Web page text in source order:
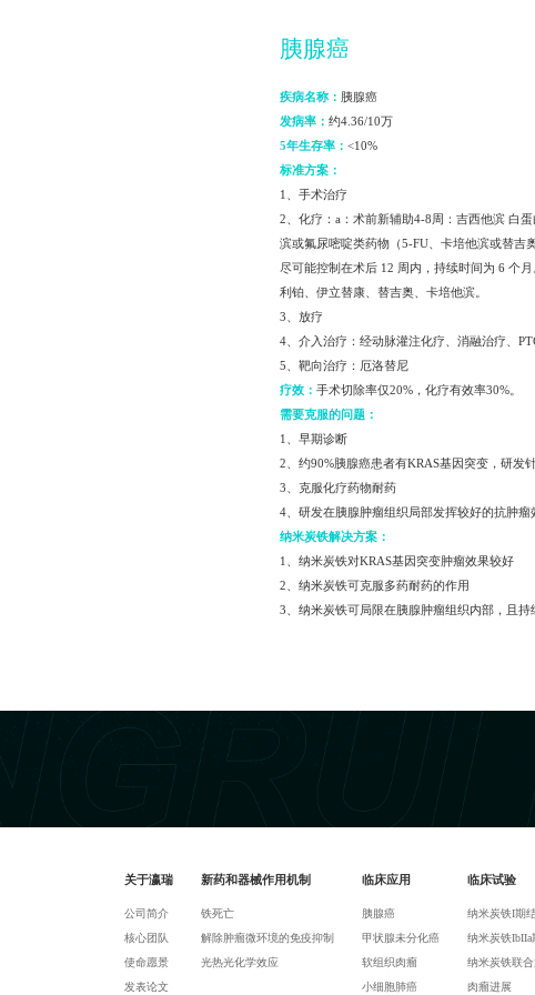
胰腺癌
疾病名称： 胰腺癌
发病率： 约4.36/10万
5年生存率： <10%
标准方案：
1、手术治疗
2、化疗：a：术前新辅助4-8周：吉西他滨 白
滨或氟尿嘧啶类药物（5-FU、卡培他滨或替吉
尽可能控制在术后 12 周内，持续时间为 6 个
利铂、伊立替康、替吉奥、卡培他滨。
3、放疗
4、介入治疗：经动脉灌注化疗、消融治疗、
5、靶向治疗：厄洛替尼
疗效： 手术切除率仅20%，化疗有效率30%。
需要克服的问题：
1、早期诊断
2、约90%胰腺癌患者有KRAS基因突变，研发
3、克服化疗药物耐药
4、研发在胰腺肿瘤组织局部发挥较好的抗肿瘤
纳米炭铁解决方案：
1、纳米炭铁对KRAS基因突变肿瘤效果较好
2、纳米炭铁可克服多药耐药的作用
3、纳米炭铁可局限在胰腺肿瘤组织内部，且持
关于瀛瑞
公司简介
核心团队
使命愿景
发表论文
新药和器械作用机制
铁死亡
解除肿瘤微环境的免疫抑制
光热光化学效应
临床应用
胰腺癌
甲状腺未分化癌
软组织肉瘤
小细胞肺癌
临床试验
纳米炭铁I期
纳米炭铁IbIIa
纳米炭铁联
肉瘤进展